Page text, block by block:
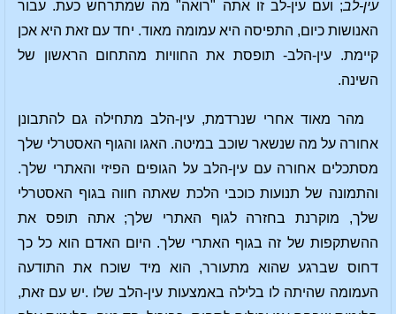
עין-לב; ועם עין-לב זו אתה "רואה" מה שמתרחש כעת. עבור
האנושות כיום, התפיסה היא עמומה מאוד. יחד עם זאת היא אכן
קיימת. עין-הלב- תופסת את החוויות מהתחום הראשון של
השינה.
מהר מאוד אחרי שנרדמת, עין-הלב מתחילה גם להתבונן
אחורה על מה שנשאר שוכב במיטה. האגו והגוף האסטרלי שלך
מסתכלים אחורה עם עין-הלב על הגופים הפיזי והאתרי שלך.
והתמונה של תנועות כוכבי הלכת שאתה חווה בגוף האסטרלי
שלך, מוקרנת בחזרה לגוף האתרי שלך; אתה תופס את
ההשתקפות של זה בגוף האתרי שלך. היום האדם הוא כל כך
דחוס שברגע שהוא מתעורר, הוא מיד שוכח את התודעה
העמומה שהיתה לו בלילה באמצעות עין-הלב שלו .יש עם זאת,